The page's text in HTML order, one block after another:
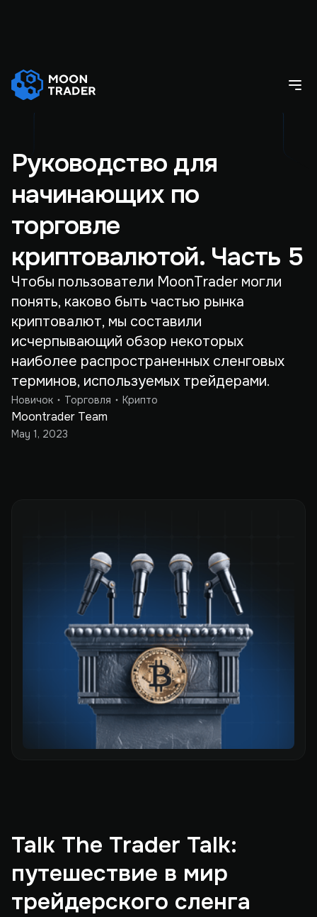
Руководство для
начинающих по
торговле
криптовалютой. Часть 5
Чтобы пользователи MoonTrader могли
понять, каково быть частью рынка
криптовалют, мы составили
исчерпывающий обзор некоторых
наиболее распространенных сленговых
терминов, используемых трейдерами.
Новичок Торговля Крипто
Moontrader Team
May 1, 2023
Talk The Trader Talk:
путешествие в мир
трейдерского сленга